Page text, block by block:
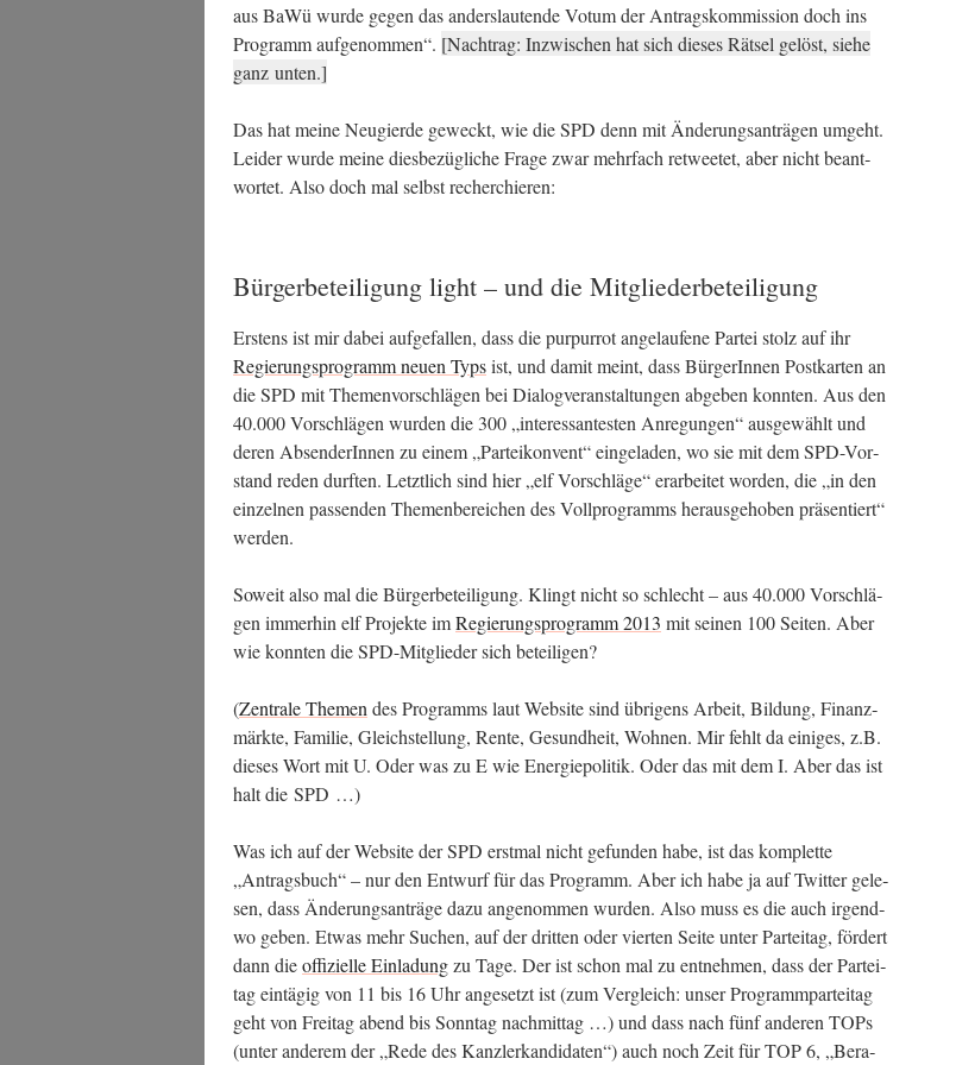
aus BaWü wur­de gegen das anders­lau­ten­de Votum der Antrags­kom­mis­si­on doch ins
Pro­gramm auf­ge­nom­men“. [Nach­trag: Inzwi­schen hat sich die­ses Rät­sel gelöst, sie­he
ganz unten.]
Das hat mei­ne Neu­gier­de geweckt, wie die SPD denn mit Ände­rungs­an­trä­gen umgeht.
Lei­der wur­de mei­ne dies­be­züg­li­che Fra­ge zwar mehr­fach ret­weetet, aber nicht beant­
wor­tet. Also doch mal selbst recherchieren:
Bürgerbeteiligung light – und die Mitgliederbeteiligung
Ers­tens ist mir dabei auf­ge­fal­len, dass die pur­pur­rot ange­lau­fe­ne Par­tei stolz auf ihr
Regie­rungs­pro­gramm neu­en Typsist, und damit meint, dass Bür­ge­rIn­nen Post­kar­ten an
die SPD mit The­men­vor­schlä­gen bei Dia­log­ver­an­stal­tun­gen abge­ben konn­ten. Aus den
40.000 Vor­schlä­gen wur­den die 300 „inter­es­san­tes­ten Anre­gun­gen“ aus­ge­wählt und
deren Absen­de­rIn­nen zu einem „Par­tei­kon­vent“ ein­ge­la­den, wo sie mit dem SPD-Vor­
stand reden durf­ten. Letzt­lich sind hier „elf Vor­schlä­ge“ erar­bei­tet wor­den, die „in den
ein­zel­nen pas­sen­den The­men­be­rei­chen des Voll­pro­gramms her­aus­ge­ho­ben prä­sen­tiert“
werden.
Soweit also mal die Bür­ger­be­tei­li­gung. Klingt nicht so schlecht – aus 40.000 Vor­schlä­
gen immer­hin elf Pro­jek­te imRegie­rungs­pro­gramm 2013 mit sei­nen 100 Sei­ten. Aber
wie konn­ten die SPD-Mit­glie­der sich beteiligen?
(Zen­tra­le The­men des Pro­gramms laut Web­site sind übri­gens Arbeit, Bil­dung, Finanz­
märk­te, Fami­lie, Gleich­stel­lung, Ren­te, Gesund­heit, Woh­nen. Mir fehlt da eini­ges, z.B.
die­ses Wort mit U. Oder was zu E wie Ener­gie­po­li­tik. Oder das mit dem I. Aber das ist
halt die SPD …)
Was ich auf der Web­site der SPD erst­mal nicht gefun­den habe, ist das kom­plet­te
„Antrags­buch“ – nur den Ent­wurf für das Pro­gramm. Aber ich habe ja auf Twit­ter gele­
sen, dass Ände­rungs­an­trä­ge dazu ange­nom­men wur­den. Also muss es die auch irgend­
wo geben. Etwas mehr Suchen, auf der drit­ten oder vier­ten Sei­te unter Par­tei­tag, för­dert
dann dieoffi­zi­el­le Ein­la­dungzu Tage. Der ist schon mal zu ent­neh­men, dass der Par­tei­
tag ein­tä­gig von 11 bis 16 Uhr ange­setzt ist (zum Ver­gleich: unser Pro­gramm­par­tei­tag
geht von Frei­tag abend bis Sonn­tag nach­mit­tag …) und dass nach fünf ande­ren TOPs
(unter ande­rem der „Rede des Kanz­ler­kan­di­da­ten“) auch noch Zeit für TOP 6, „Bera­